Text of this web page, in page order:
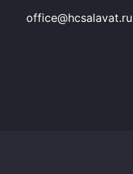
office@hcsalavat.ru